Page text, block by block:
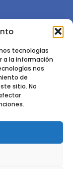
tecnologías
a la información
nos
de
sitio. No
laSociedad
CSIC
Madrid
SITIO WEB,